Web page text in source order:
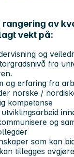
rangering av
vekt på:
og
fra
og erfaring fra
norske /
kompetanse
og
som kan
tillegges